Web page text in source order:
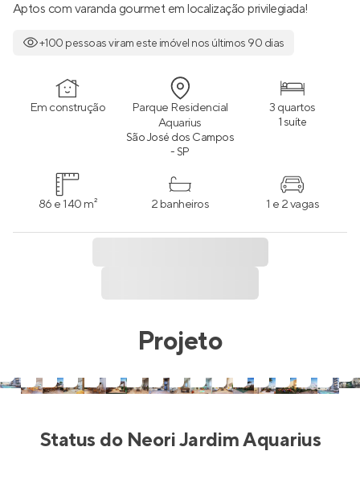
Aptos com varanda gourmet em localização privilegiada!
+100 pessoas viram este imóvel nos últimos 90 dias
Em construção
Parque Residencial
Aquarius
São José dos Campos
- SP
3 quartos
1 suíte
86 e 140 m² 2 banheiros 1 e 2 vagas
Projeto
Status do Neori Jardim Aquarius